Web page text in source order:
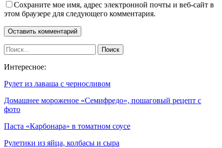
Сохраните мое имя, адрес электронной почты и веб-сайт в
этом браузере для следующего комментария.
Интересное:
Рулет из лаваша с черносливом
Домашнее мороженое «Семифредо», пошаговый рецепт с
фото
Паста «Карбонара» в томатном соусе
Рулетики из яйца, колбасы и сыра